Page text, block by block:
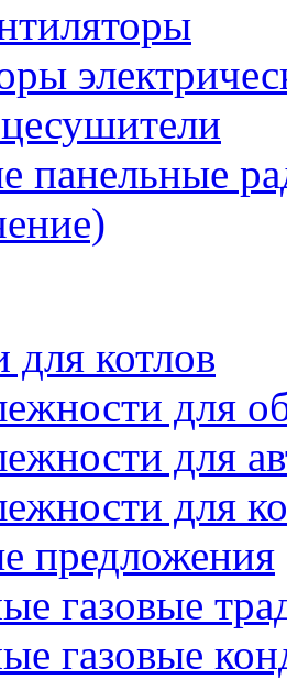
панельные
для котлов
для
для
для
предложения
газовые
газовые